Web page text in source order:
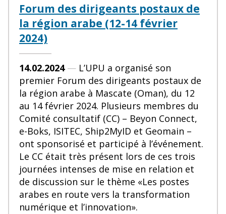
Forum des dirigeants postaux de
la région arabe (12-14 février
2024)
14.02.2024— L’UPU a organisé son
premier Forum des dirigeants postaux de
la région arabe à Mascate (Oman), du 12
au 14 février 2024. Plusieurs membres du
Comité consultatif (CC) – Beyon Connect,
e-Boks, ISITEC, Ship2MyID et Geomain –
ont sponsorisé et participé à l’événement.
Le CC était très présent lors de ces trois
journées intenses de mise en relation et
de discussion sur le thème «Les postes
arabes en route vers la transformation
numérique et l’innovation».